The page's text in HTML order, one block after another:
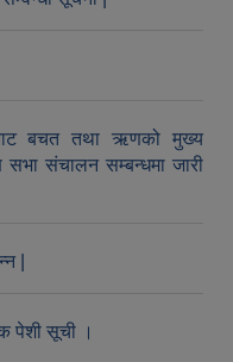
बचत तथा ऋणको मुख्य
सभा संचालन सम्बन्धमा जारी
|
पेशी सूची ।